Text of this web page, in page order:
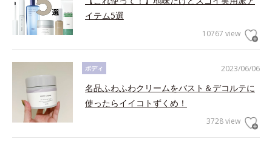
イテム5選
10767 view
2023/06/06
ボディ
名品ふわふわクリームをバスト＆デコルテに
使ったらイイコトずくめ！
3728 view